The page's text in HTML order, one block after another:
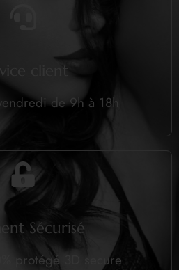
client
de 9h à 18h
Sécurisé
protégé 3D secure